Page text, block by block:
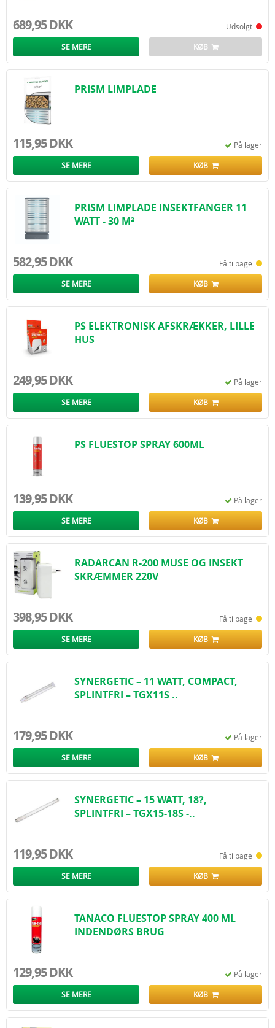
689,95 DKK Udsolgt
SE MERE KØB
PRISM LIMPLADE
115,95 DKK På lager
SE MERE KØB
PRISM LIMPLADE INSEKTFANGER 11
WATT - 30 M²
582,95 DKK Få tilbage
SE MERE KØB
PS ELEKTRONISK AFSKRÆKKER, LILLE
HUS
249,95 DKK På lager
SE MERE KØB
PS FLUESTOP SPRAY 600ML
139,95 DKK På lager
SE MERE KØB
RADARCAN R-200 MUSE OG INSEKT
SKRÆMMER 220V
398,95 DKK Få tilbage
SE MERE KØB
SYNERGETIC – 11 WATT, COMPACT,
SPLINTFRI – TGX11S ..
179,95 DKK På lager
SE MERE KØB
SYNERGETIC – 15 WATT, 18?,
SPLINTFRI – TGX15-18S -..
119,95 DKK Få tilbage
SE MERE KØB
TANACO FLUESTOP SPRAY 400 ML
INDENDØRS BRUG
129,95 DKK På lager
SE MERE KØB